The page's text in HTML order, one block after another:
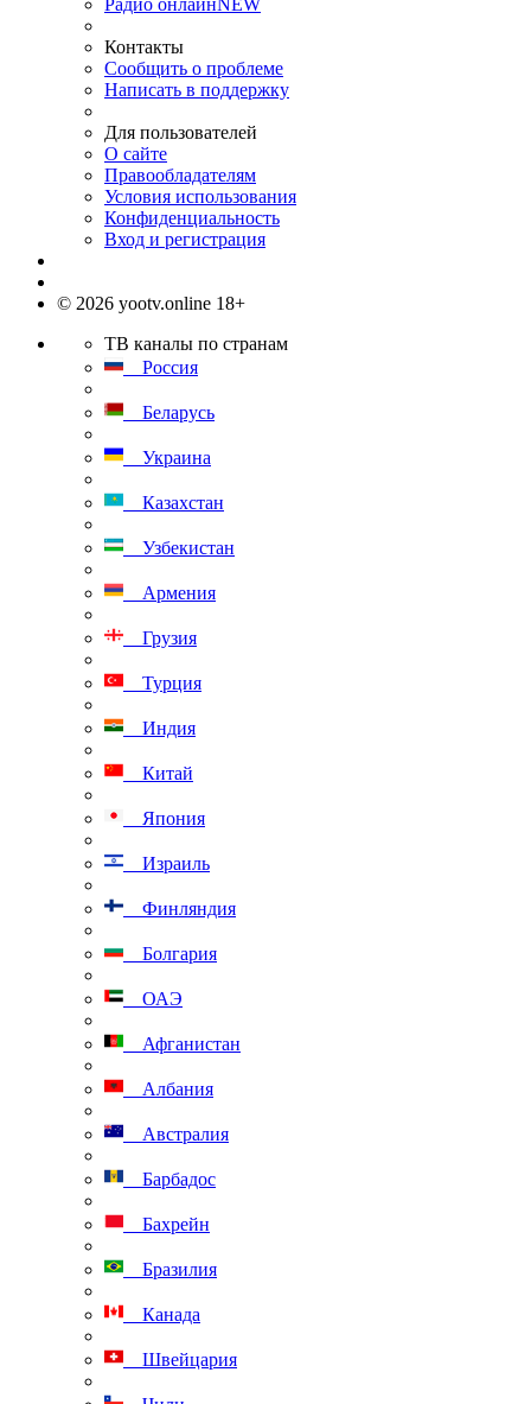
Радио онлайнNEW
Контакты
Сообщить о проблеме
Написать в поддержку
Для пользователей
О сайте
Правообладателям
Условия использования
Конфиденциальность
Вход и регистрация
© 2026 yootv.online 18+
ТВ каналы по странам
Россия
Беларусь
Украина
Казахстан
Узбекистан
Армения
Грузия
Турция
Индия
Китай
Япония
Израиль
Финляндия
Болгария
ОАЭ
Афганистан
Албания
Австралия
Барбадос
Бахрейн
Бразилия
Канада
Швейцария